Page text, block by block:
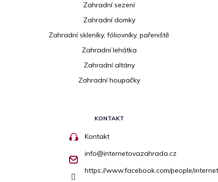
Zahradní sezení
Zahradní domky
Zahradní skleníky, fóliovníky, pařeniště
Zahradní lehátka
Zahradní altány
Zahradní houpačky
KONTAKT
Kontakt
info@internetovazahrada.cz
https://www.facebook.com/people/